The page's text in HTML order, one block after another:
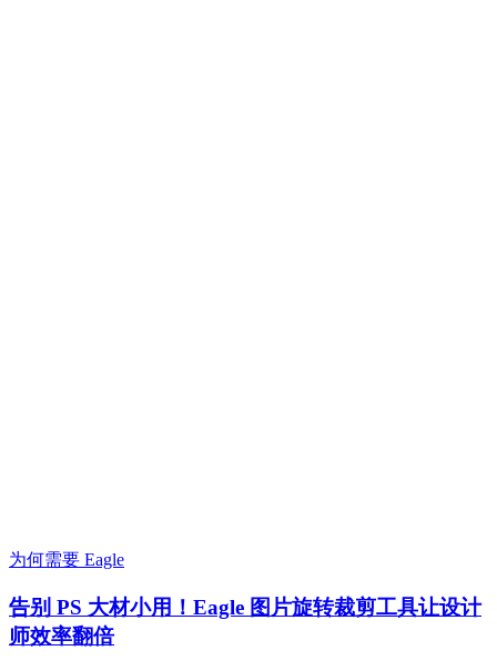
为何需要 Eagle
告别 PS 大材小用！Eagle 图片旋转裁剪工具让设计
师效率翻倍